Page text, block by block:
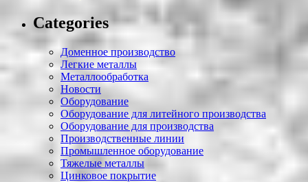
Categories
Доменное производство
Легкие металлы
Металлообработка
Новости
Оборудование
Оборудование для литейного производства
Оборудование для производства
Производственные линии
Промышленное оборудование
Тяжелые металлы
Цинковое покрытие